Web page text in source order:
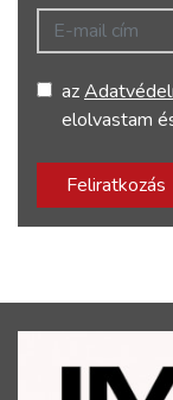
E-mail cím
az
elolvastam
Feliratkozás